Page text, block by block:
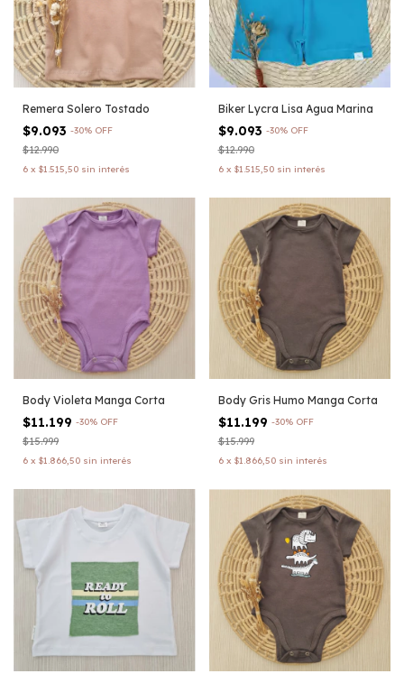
Remera Solero Tostado
$9.093 -30% OFF
$12.990
6 x $1.515,50 sin interés
Biker Lycra Lisa Agua Marina
$9.093 -30% OFF
$12.990
6 x $1.515,50 sin interés
Body Violeta Manga Corta
$11.199 -30% OFF
$15.999
6 x $1.866,50 sin interés
Body Gris Humo Manga Corta
$11.199 -30% OFF
$15.999
6 x $1.866,50 sin interés